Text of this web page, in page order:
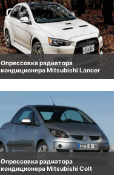
Опрессовка радиатора
кондиционера Mitsubishi Lancer
Опрессовка радиатора
кондиционера Mitsubishi Colt